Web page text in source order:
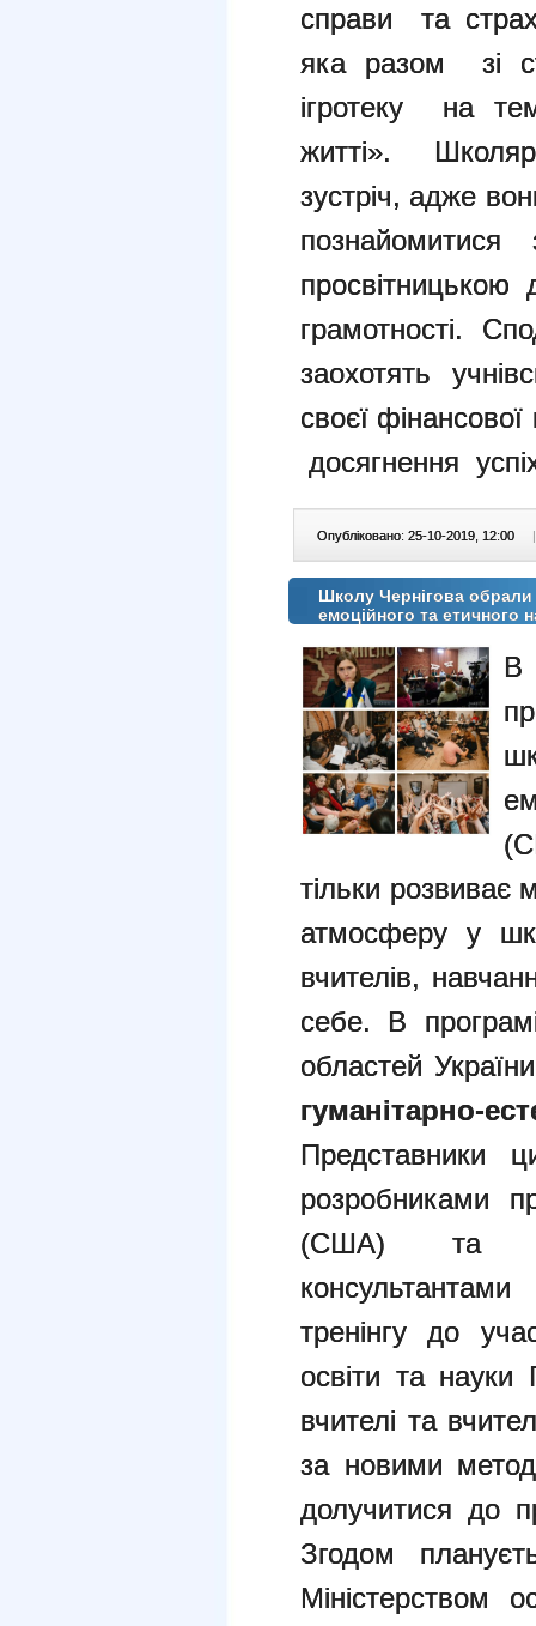
справи та
яка разом зі
ігротеку на
житті».
зустріч, адже
познайомитися
просвітницькою
грамотності.
заохотять
своєї
досягнення
Опубліковано: 25-10-2019, 12:00 |
Школу Чернігова обрали
емоційного та етичного
В
тільки розвиває
атмосферу у
вчителів,
себе. В
областей
Представники
розробниками
(США) та
тренінгу до
освіти та
вчителі та
за новими
долучитися до
Згодом
Міністерством